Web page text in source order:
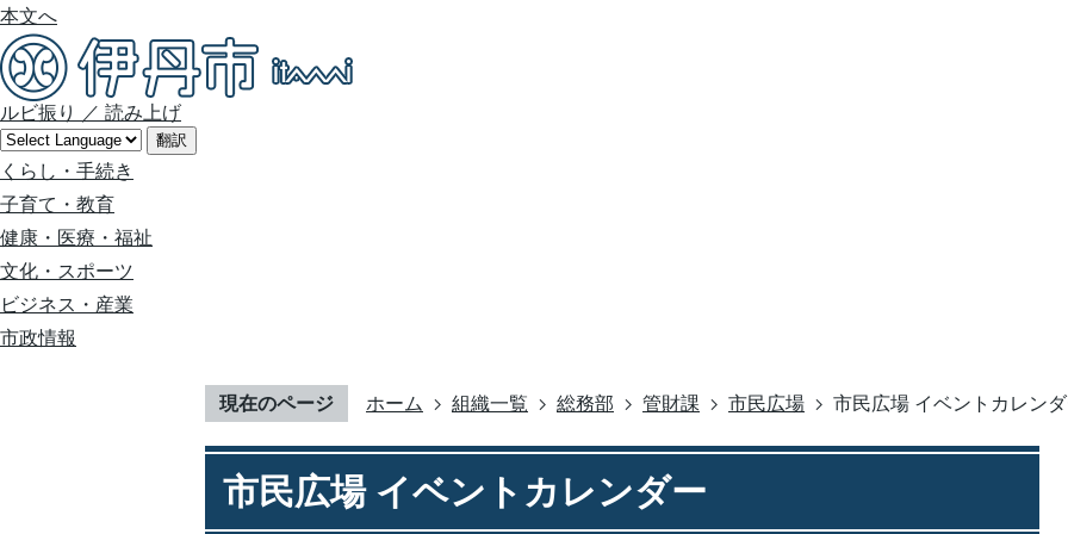
本文へ
ルビ振り ／ 読み上げ
翻訳
くらし・手続き
子育て・教育
健康・医療・福祉
文化・スポーツ
ビジネス・産業
市政情報
現在のページ ホーム 組織一覧 総務部 管財課 市民広場 市民広場 イベントカレン
市民広場 イベントカレンダー